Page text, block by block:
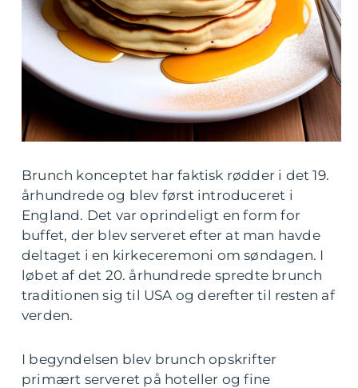
Brunch konceptet har faktisk rødder i det 19.
århundrede og blev først introduceret i
England. Det var oprindeligt en form for
buffet, der blev serveret efter at man havde
deltaget i en kirkeceremoni om søndagen. I
løbet af det 20. århundrede spredte brunch
traditionen sig til USA og derefter til resten af
verden.
I begyndelsen blev brunch opskrifter
primært serveret på hoteller og fine